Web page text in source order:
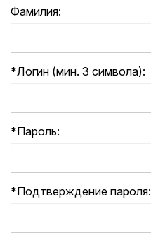
Фамилия:
*Логин (мин. 3 символа):
*Пароль:
*Подтверждение пароля: